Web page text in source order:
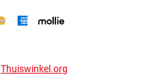
Thuiswinkel.org